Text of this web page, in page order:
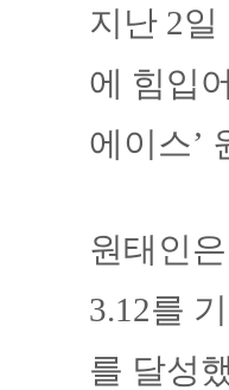
지난 2
에 힘입
에이스’
원태인
3.12를
를 달성